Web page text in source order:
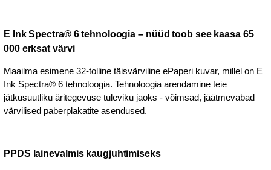
E Ink Spectra® 6 tehnoloogia – nüüd toob see kaasa 65
000 erksat värvi
Maailma esimene 32-tolline täisvärviline ePaperi kuvar, millel on E
Ink Spectra® 6 tehnoloogia. Tehnoloogia arendamine teie
jätkusuutliku äritegevuse tuleviku jaoks - võimsad, jäätmevabad
värvilised paberplakatite asendused.
PPDS lainevalmis kaugjuhtimiseks